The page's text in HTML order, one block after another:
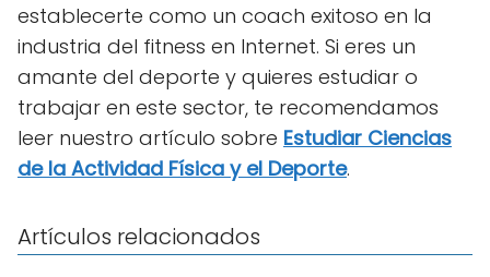
establecerte como un coach exitoso en la
industria del fitness en Internet. Si eres un
amante del deporte y quieres estudiar o
trabajar en este sector, te recomendamos
leer nuestro artículo sobre Estudiar Ciencias
de la Actividad Física y el Deporte.
Artículos relacionados